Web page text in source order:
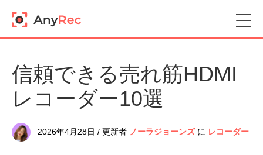
信頼できる売れ筋HDMI
レコーダー10選
2026年4月28日 / 更新者 ノーラジョーンズに レコーダー